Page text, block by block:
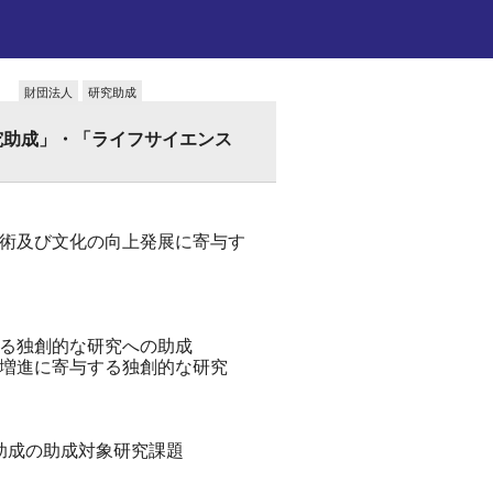
財団法人 研究助成
成」・「ライフサイエンス
及び文化の向上発展に寄与す
独創的な研究への助成
進に寄与する独創的な研究
成の助成対象研究課題